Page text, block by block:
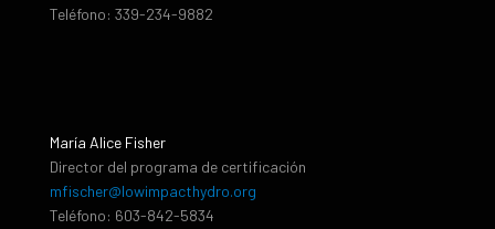
Teléfono: 339-234-9882
María Alice Fisher
Director del programa de certificación
mfischer@lowimpacthydro.org
Teléfono: 603-842-5834